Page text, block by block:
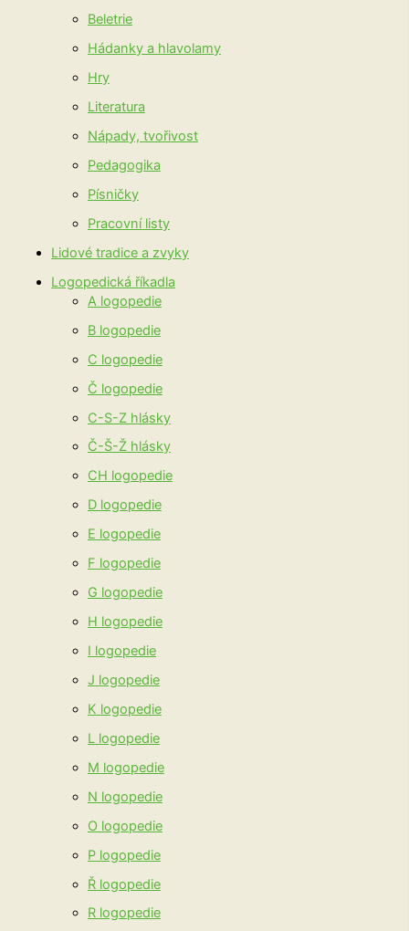
Beletrie
Hádanky a hlavolamy
Hry
Literatura
Nápady, tvořivost
Pedagogika
Písničky
Pracovní listy
Lidové tradice a zvyky
Logopedická říkadla
A logopedie
B logopedie
C logopedie
Č logopedie
C-S-Z hlásky
Č-Š-Ž hlásky
CH logopedie
D logopedie
E logopedie
F logopedie
G logopedie
H logopedie
I logopedie
J logopedie
K logopedie
L logopedie
M logopedie
N logopedie
O logopedie
P logopedie
Ř logopedie
R logopedie